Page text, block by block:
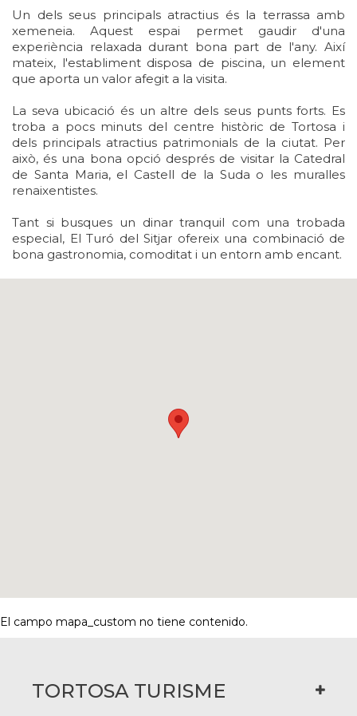
Un dels seus principals atractius és la terrassa amb
xemeneia. Aquest espai permet gaudir d'una
experiència relaxada durant bona part de l'any. Així
mateix, l'establiment disposa de piscina, un element
que aporta un valor afegit a la visita.
La seva ubicació és un altre dels seus punts forts. Es
troba a pocs minuts del centre històric de Tortosa i
dels principals atractius patrimonials de la ciutat. Per
això, és una bona opció després de visitar la Catedral
de Santa Maria, el Castell de la Suda o les muralles
renaixentistes.
Tant si busques un dinar tranquil com una trobada
especial, El Turó del Sitjar ofereix una combinació de
bona gastronomia, comoditat i un entorn amb encant.
El campo mapa_custom no tiene contenido.
TORTOSA TURISME